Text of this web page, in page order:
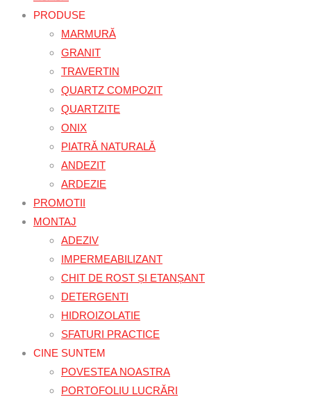
PRODUSE
MARMURĂ
GRANIT
TRAVERTIN
QUARTZ COMPOZIT
QUARTZITE
ONIX
PIATRĂ NATURALĂ
ANDEZIT
ARDEZIE
PROMOTII
MONTAJ
ADEZIV
IMPERMEABILIZANT
CHIT DE ROST ȘI ETANȘANT
DETERGENTI
HIDROIZOLATIE
SFATURI PRACTICE
CINE SUNTEM
POVESTEA NOASTRA
PORTOFOLIU LUCRĂRI